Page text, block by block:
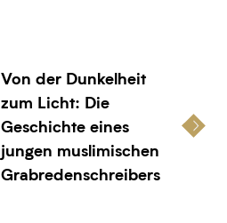
Von der Dunkelheit
zum Licht: Die
Geschichte eines
jungen muslimischen
Grabredenschreibers